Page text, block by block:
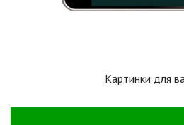
Картинки для